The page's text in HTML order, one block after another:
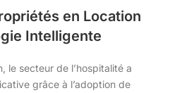
en Location
Intelligente
le secteur de l’hospitalité a
grâce à l’adoption de